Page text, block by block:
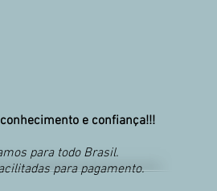
e confiança!!!
para todo Brasil.
para pagamento.